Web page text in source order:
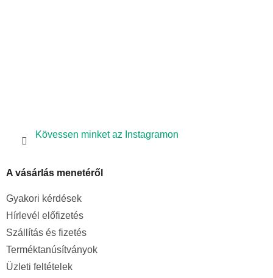
Kövessen minket az Instagramon
A vásárlás menetéről
Gyakori kérdések
Hírlevél előfizetés
Szállítás és fizetés
Terméktanúsítványok
Üzleti feltételek